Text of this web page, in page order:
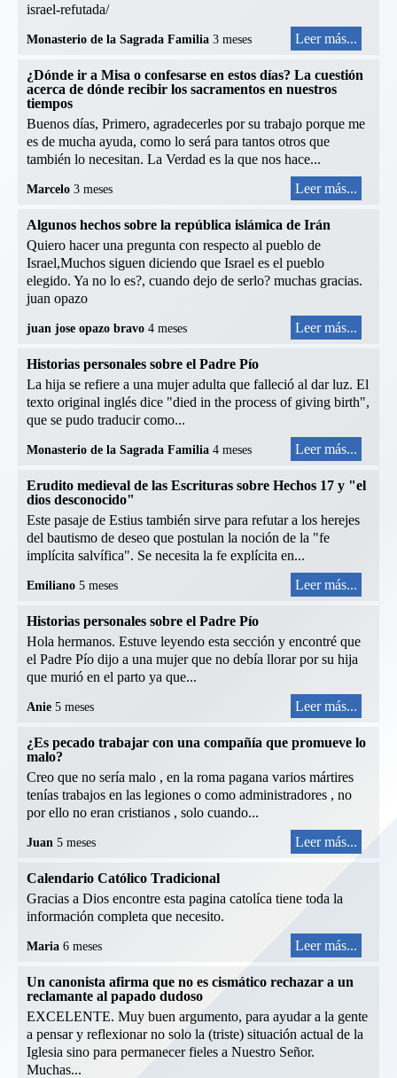
israel-refutada/
Monasterio de la Sagrada Familia 3 meses Leer más...
¿Dónde ir a Misa o confesarse en estos días? La cuestión
acerca de dónde recibir los sacramentos en nuestros
tiempos
Buenos días, Primero, agradecerles por su trabajo porque me
es de mucha ayuda, como lo será para tantos otros que
también lo necesitan. La Verdad es la que nos hace...
Marcelo 3 meses Leer más...
Algunos hechos sobre la república islámica de Irán
Quiero hacer una pregunta con respecto al pueblo de
Israel,Muchos siguen diciendo que Israel es el pueblo
elegido. Ya no lo es?, cuando dejo de serlo? muchas gracias.
juan opazo
juan jose opazo bravo 4 meses Leer más...
Historias personales sobre el Padre Pío
La hija se refiere a una mujer adulta que falleció al dar luz. El
texto original inglés dice "died in the process of giving birth",
que se pudo traducir como...
Monasterio de la Sagrada Familia 4 meses Leer más...
Erudito medieval de las Escrituras sobre Hechos 17 y "el
dios desconocido"
Este pasaje de Estius también sirve para refutar a los herejes
del bautismo de deseo que postulan la noción de la "fe
implícita salvífica". Se necesita la fe explícita en...
Emiliano 5 meses Leer más...
Historias personales sobre el Padre Pío
Hola hermanos. Estuve leyendo esta sección y encontré que
el Padre Pío dijo a una mujer que no debía llorar por su hija
que murió en el parto ya que...
Anie 5 meses Leer más...
¿Es pecado trabajar con una compañía que promueve lo
malo?
Creo que no sería malo , en la roma pagana varios mártires
tenías trabajos en las legiones o como administradores , no
por ello no eran cristianos , solo cuando...
Juan 5 meses Leer más...
Calendario Católico Tradicional
Gracias a Dios encontre esta pagina catolíca tiene toda la
información completa que necesito.
Maria 6 meses Leer más...
Un canonista afirma que no es cismático rechazar a un
reclamante al papado dudoso
EXCELENTE. Muy buen argumento, para ayudar a la gente
a pensar y reflexionar no solo la (triste) situación actual de la
Iglesia sino para permanecer fieles a Nuestro Señor.
Muchas...